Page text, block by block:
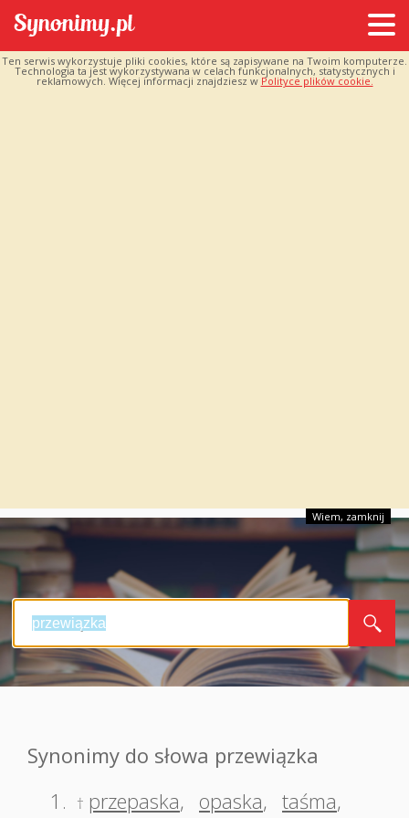
Ten serwis wykorzystuje pliki cookies, które są zapisywane na Twoim komputerze.
Technologia ta jest wykorzystywana w celach funkcjonalnych, statystycznych i
reklamowych. Więcej informacji znajdziesz w Polityce plików cookie.
Wiem, zamknij
Synonimy do słowa przewiązka
1.
† przepaska, opaska, taśma,